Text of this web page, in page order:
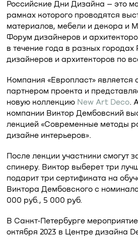
Российские Дни Дизайна – это
рамках которого проводятся
материалов, мебели и декора и
Форум дизайнеров и
в течение года в разных городах
дизайнеров и архитекторов по
Компания «Европласт» является
партнером проекта и
новую коллекцию New Art Deco.
компании Виктор Дембовский
лекцией «Современные методы
дизайне интерьеров».
После лекции участники смогут
спикеру. Виктор выберет три
подарит три сертификата на
Виктора Дембовского с
000 руб., 5 000 руб.
В Санкт‑Петербурге
октября 2023 в Центре дизайна